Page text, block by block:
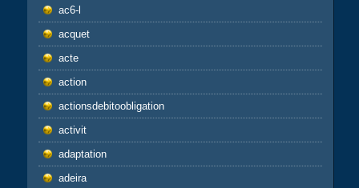
ac6-l
acquet
acte
action
actionsdebitoobligation
activit
adaptation
adeira